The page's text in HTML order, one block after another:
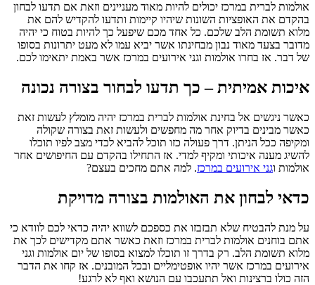
אולמות לברית במרכז יכולים להיות מאוד מעניינים וזאת אם תדעו לבחון
בהקדם את האופציות השונות שיהיו קיימות ותדעו להקדיש להם את
מלוא תשומת הלב שלכם. כל אחד מכם שיפעל כך להיות בטוח כי יהיה
מדובר בצעד מאוד נבון מבחינתו אשר יביא עמו לא מעט יתרונות בסופו
של דבר. אז בחרו אולמות וגני אירועים במרכז אשר באמת יתאימו לכם.
איכות אמיתית – כך תדעו לבחור בצורה נכונה
כאשר ניגשים אל בחינת אולמות לברית במרכז יהיה מומלץ לעשות זאת
כאשר מבינים בדיוק אחר מה מחפשים ולעשות זאת בצורה שקולה
ומקיפה ככל הניתן. דרך פעולה כזו תוכל להביא לכדי מצב לפיו תוכלו
להשיג מענה איכותי ומקיף למדי. אז התחילו בהקדם עם החיפושים אחר
אולמות וגני אירועים במרכז. למה אתם מחכים בעצם?
כדאי לבחון את האולמות בצורה מדויקת
על מנת להבטיח שלא תבזבזו את כספכם לשווא יהיה כדאי לכם לוודא כי
אתם בוחנים אולמות לברית במרכז וזאת כאשר אתם מקדישים לכך את
מלוא תשומת הלב. רק בדרך זו תוכלו למצוא בסופו של יום אולמות וגני
אירועים במרכז אשר יהיו אופטימליים ובכל המובנים. אז קחו את הדבר
הזה כולו ברצינות ואל תתעכבו עם הנושא ואף לא לרגע!